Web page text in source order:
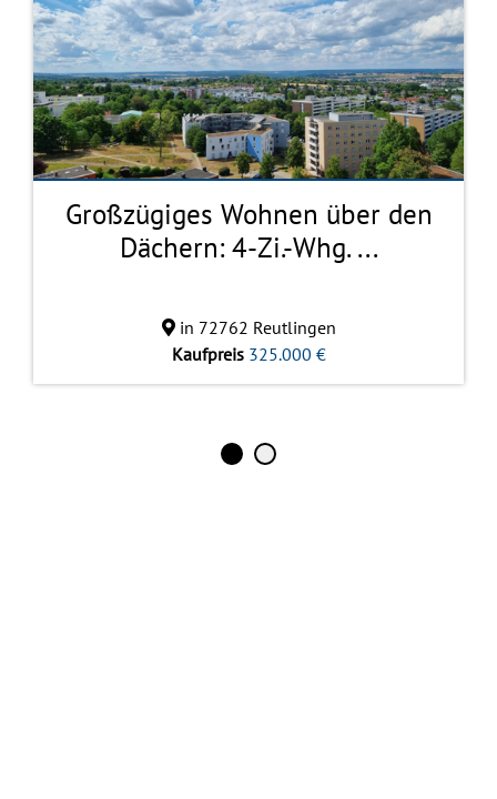
Großzügiges Wohnen über den
Dächern: 4-Zi.-Whg. ...
in 72762 Reutlingen
Kaufpreis 325.000 €